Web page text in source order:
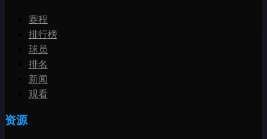
赛程
排行榜
球员
排名
新闻
观看
资源